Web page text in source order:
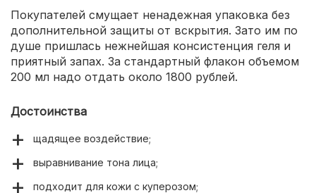
Покупателей смущает ненадежная упаковка без
дополнительной защиты от вскрытия. Зато им по
душе пришлась нежнейшая консистенция геля и
приятный запах. За стандартный флакон объемом
200 мл надо отдать около 1800 рублей.
Достоинства
щадящее воздействие;
выравнивание тона лица;
подходит для кожи с куперозом;